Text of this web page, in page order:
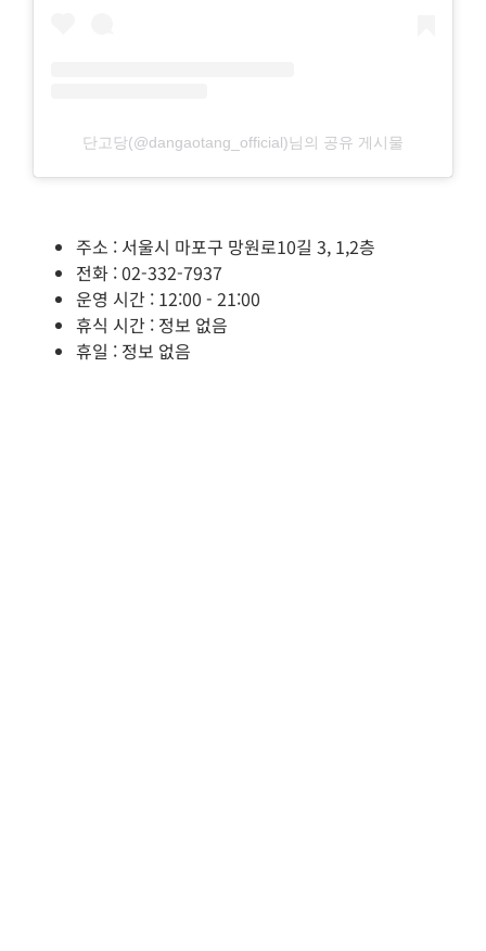
단고당(@dangaotang_official)님의 공유 게시물
주소 : 서울시 마포구 망원로10길 3, 1,2층
전화 : 02-332-7937
운영 시간 : 12:00 - 21:00
휴식 시간 : 정보 없음
휴일 : 정보 없음